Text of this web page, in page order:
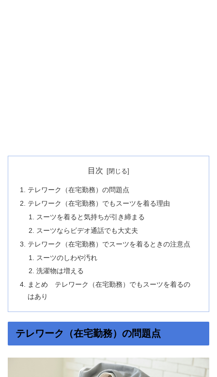
目次
テレワーク（在宅勤務）の問題点
テレワーク（在宅勤務）でもスーツを着る理由
スーツを着ると気持ちが引き締まる
スーツならビデオ通話でも大丈夫
テレワーク（在宅勤務）でスーツを着るときの注意点
スーツのしわや汚れ
洗濯物は増える
まとめ テレワーク（在宅勤務）でもスーツを着るの
はあり
テレワーク（在宅勤務）の問題点